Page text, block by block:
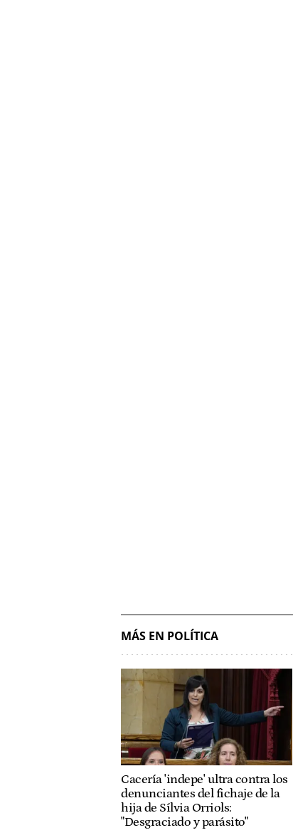
MÁS EN POLÍTICA
Cacería 'indepe' ultra contra los
denunciantes del fichaje de la
hija de Sílvia Orriols:
"Desgraciado y parásito"